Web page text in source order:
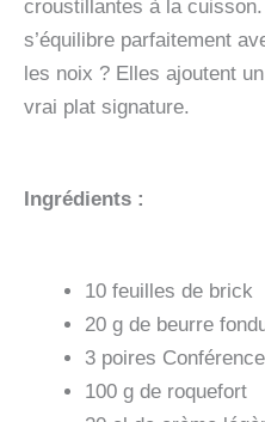
croustillantes à la
s’équilibre parfaitement
les noix ? Elles ajoutent
vrai plat signature.
Ingrédients :
10 feuilles de brick
20 g de beurre
3 poires Conférence
100 g de roquefort